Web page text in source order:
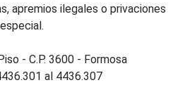
apremios ilegales o privaciones
- C.P. 3600 - Formosa
al 4436.307